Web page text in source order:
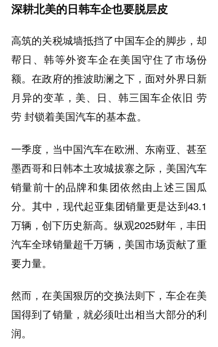
深耕北美的日韩车企也要脱层皮
高筑的关税城墙抵挡了中国车企的脚步，却
帮日、韩等外资车企在美国守住了市场份
额。在政府的推波助澜之下，面对外界日新
月异的变革，美、日、韩三国车企依旧 劳
劳 封锁着美国汽车的基本盘。
一季度，当中国汽车在欧洲、东南亚、甚至
墨西哥和日韩本土攻城拔寨之际，美国汽车
销量前十的品牌和集团依然由上述三国瓜
分。其中，现代起亚集团销量更是达到43.1
万辆，创下历史新高。纵观2025财年，丰田
汽车全球销量超千万辆，美国市场贡献了重
要力量。
然而，在美国狠厉的交换法则下，车企在美
国得到了销量，就必须吐出相当大部分的利
润。